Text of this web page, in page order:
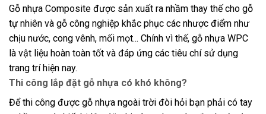
Gỗ nhựa Composite được sản xuất ra nhầm thay thế cho gỗ
tự nhiên và gỗ công nghiệp khắc phục các nhược điểm như
chịu nước, cong vênh, mối mọt... Chính vì thế, gỗ nhựa WPC
là vật liệu hoàn toàn tốt và đáp ứng các tiêu chí sử dụng
trang trí hiện nay.
Thi công lắp đặt gỗ nhựa có khó không?
Để thi công được gỗ nhựa ngoài trời đòi hỏi bạn phải có tay